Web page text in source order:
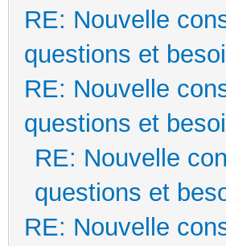
RE: Nouvelle
questions et
RE: Nouvelle
questions et
RE: Nouvelle
questions et
RE: Nouvelle